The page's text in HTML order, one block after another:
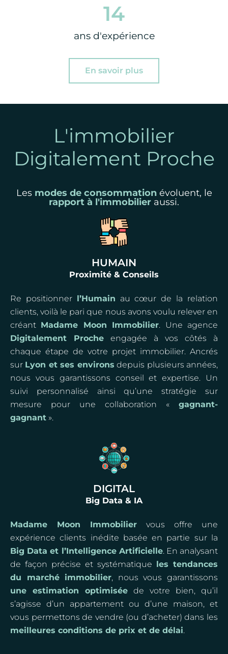
ans d'expérience
14
En savoir plus
L'immobilier
Digitalement Proche
Les modes de consommationévoluent, le
rapport à l'immobilier aussi.
HUMAIN
Proximité & Conseils
Re positionner l’Humain au cœur de la relation
clients, voilà le pari que nous avons voulu relever en
créant Madame Moon Immobilier. Une agence
Digitalement Proche engagée à vos côtés à
chaque étape de votre projet immobilier. Ancrés
sur Lyon et ses environs depuis plusieurs années,
nous vous garantissons conseil et expertise. Un
suivi personnalisé ainsi qu’une stratégie sur
mesure pour une collaboration « gagnant-
gagnant ».
DIGITAL
Big Data & IA
Madame Moon Immobilier vous offre une
expérience clients inédite basée en partie sur la
Big Data et l’Intelligence Artificielle. En analysant
de façon précise et systématique les tendances
du marché immobilier, nous vous garantissons
une estimation optimisée de votre bien, qu’il
s’agisse d’un appartement ou d’une maison, et
vous permettons de vendre (ou d’acheter) dans les
meilleures conditions de prix et de délai.